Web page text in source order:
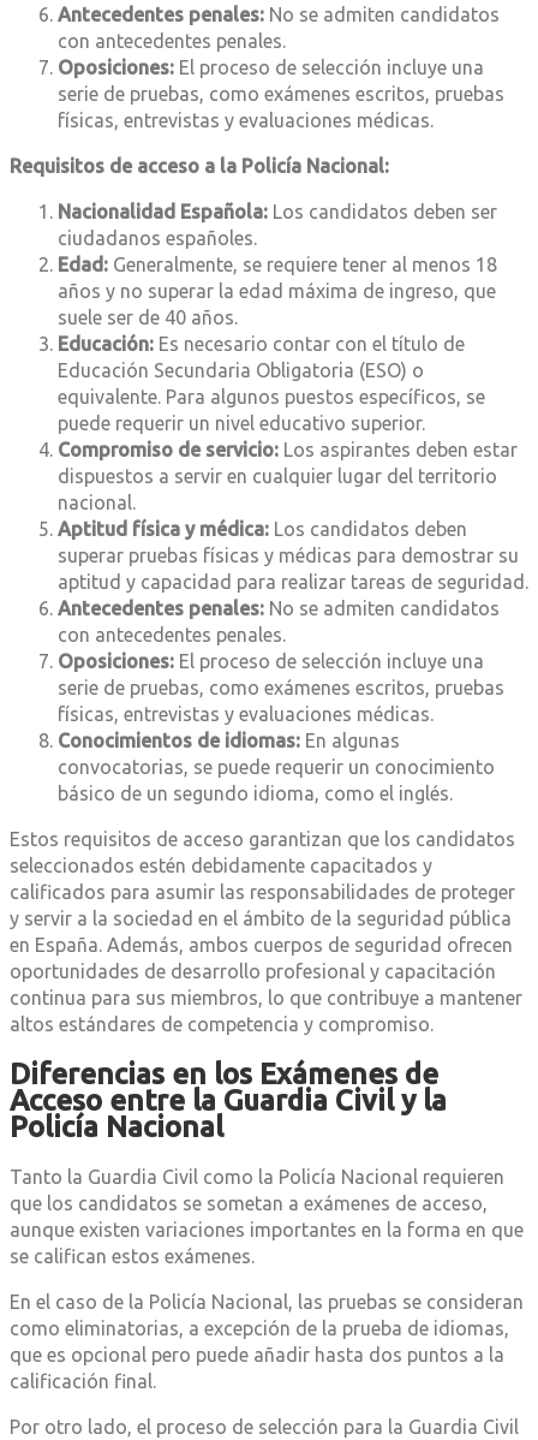
Antecedentes penales: No se admiten candidatos
con antecedentes penales.
Oposiciones: El proceso de selección incluye una
serie de pruebas, como exámenes escritos, pruebas
físicas, entrevistas y evaluaciones médicas.
Requisitos de acceso a la Policía Nacional:
Nacionalidad Española: Los candidatos deben ser
ciudadanos españoles.
Edad: Generalmente, se requiere tener al menos 18
años y no superar la edad máxima de ingreso, que
suele ser de 40 años.
Educación: Es necesario contar con el título de
Educación Secundaria Obligatoria (ESO) o
equivalente. Para algunos puestos específicos, se
puede requerir un nivel educativo superior.
Compromiso de servicio: Los aspirantes deben estar
dispuestos a servir en cualquier lugar del territorio
nacional.
Aptitud física y médica: Los candidatos deben
superar pruebas físicas y médicas para demostrar su
aptitud y capacidad para realizar tareas de seguridad.
Antecedentes penales: No se admiten candidatos
con antecedentes penales.
Oposiciones: El proceso de selección incluye una
serie de pruebas, como exámenes escritos, pruebas
físicas, entrevistas y evaluaciones médicas.
Conocimientos de idiomas: En algunas
convocatorias, se puede requerir un conocimiento
básico de un segundo idioma, como el inglés.
Estos requisitos de acceso garantizan que los candidatos
seleccionados estén debidamente capacitados y
calificados para asumir las responsabilidades de proteger
y servir a la sociedad en el ámbito de la seguridad pública
en España. Además, ambos cuerpos de seguridad ofrecen
oportunidades de desarrollo profesional y capacitación
continua para sus miembros, lo que contribuye a mantener
altos estándares de competencia y compromiso.
Diferencias en los Exámenes de
Acceso entre la Guardia Civil y la
Policía Nacional
Tanto la Guardia Civil como la Policía Nacional requieren
que los candidatos se sometan a exámenes de acceso,
aunque existen variaciones importantes en la forma en que
se califican estos exámenes.
En el caso de la Policía Nacional, las pruebas se consideran
como eliminatorias, a excepción de la prueba de idiomas,
que es opcional pero puede añadir hasta dos puntos a la
calificación final.
Por otro lado, el proceso de selección para la Guardia Civil